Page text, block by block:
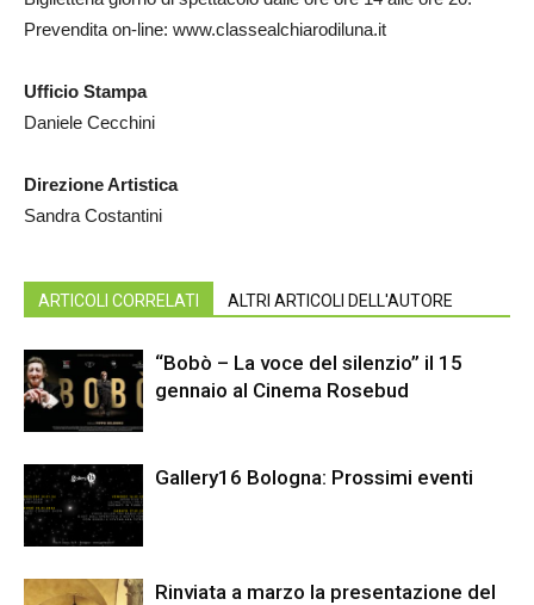
Prevendita on-line: www.classealchiarodiluna.it
Ufficio Stampa
Daniele Cecchini
Direzione Artistica
Sandra Costantini
ARTICOLI CORRELATI ALTRI ARTICOLI DELL'AUTORE
“Bobò – La voce del silenzio” il 15
gennaio al Cinema Rosebud
Gallery16 Bologna: Prossimi eventi
Rinviata a marzo la presentazione del